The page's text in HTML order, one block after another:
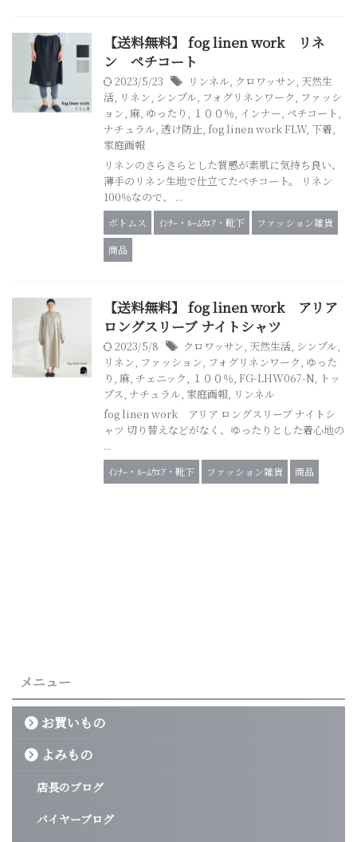
【送料無料】 fog linen work リネ
ン ペチコート
2023/5/23 リンネル, クロワッサン, 天然生
活, リネン, シンプル, フォグリネンワーク, ファッシ
ョン, 麻, ゆったり , １００％, インナー, ペチコート,
ナチュラル, 透け防止, fog linen work FLW, 下着,
家庭画報
リネンのさらさらとした質感が素肌に気持ち良い、
薄手のリネン生地で仕立てたペチコート。 リネン
100％なので、 ...
ボトムス ｲﾝﾅｰ・ﾙｰﾑｳｴｱ・靴下
ファッション雑貨
商品
【送料無料】 fog linen work アリア
ロングスリーブ ナイトシャツ
2023/5/8 クロワッサン, 天然生活, シンプル,
リネン, ファッション, フォグリネンワーク, ゆった
り , 麻, チェニック, １００％, FG-LHW067-N, トッ
プス, ナチュラル, 家庭画報, リンネル
fog linen work アリア ロングスリーブ ナイトシ
ャツ 切り替えなどがなく、ゆったりとした着心地の
...
ｲﾝﾅｰ・ﾙｰﾑｳｴｱ・靴下 ファッション雑貨 商品
メニュー
お買いもの
よみもの
店長のブログ
バイヤーブログ